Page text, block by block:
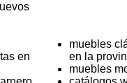
en
muebles
en la
muebles